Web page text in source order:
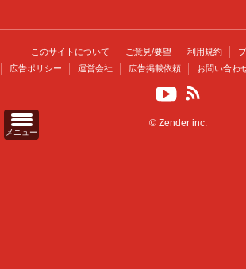
メニュー
このサイトについて ご意見/要望 利用規約
広告ポリシー
運営会社 広告掲載依頼 お問い合わ
© Zender inc.